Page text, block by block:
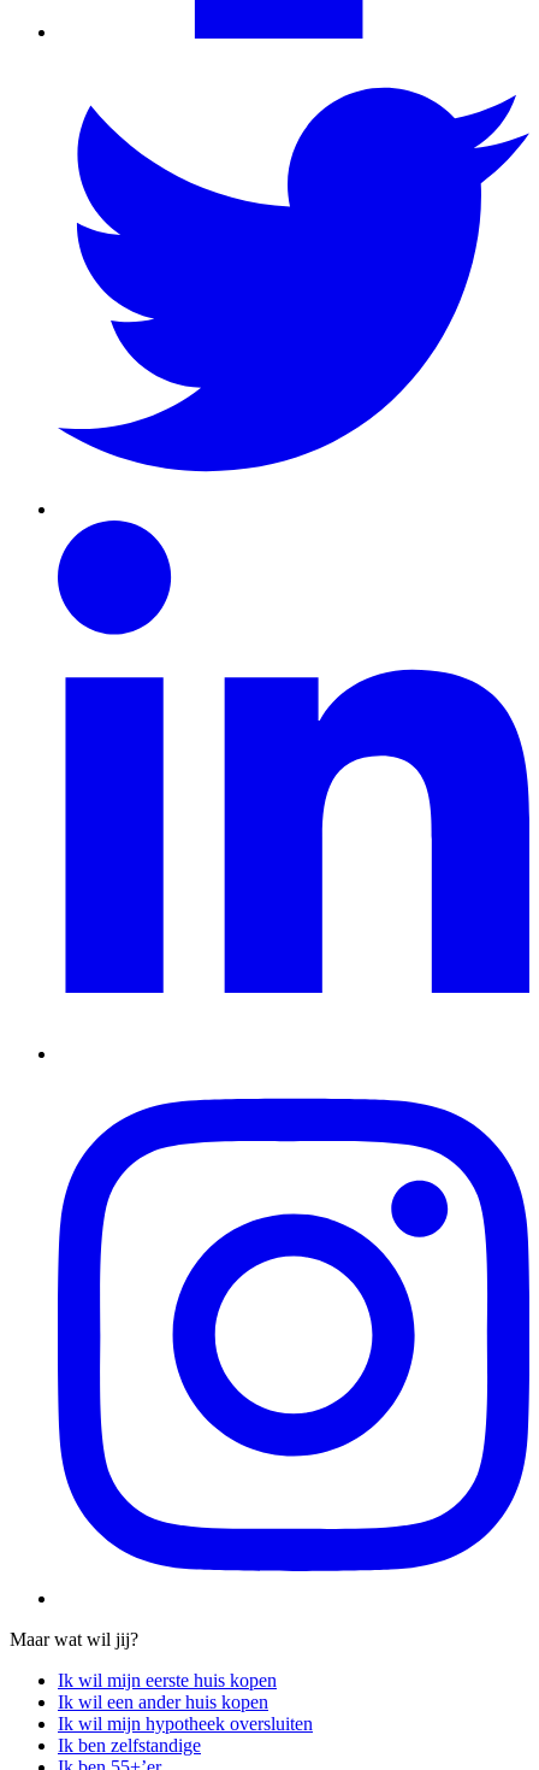
Maar wat wil jij?
Ik wil mijn eerste huis kopen
Ik wil een ander huis kopen
Ik wil mijn hypotheek oversluiten
Ik ben zelfstandige